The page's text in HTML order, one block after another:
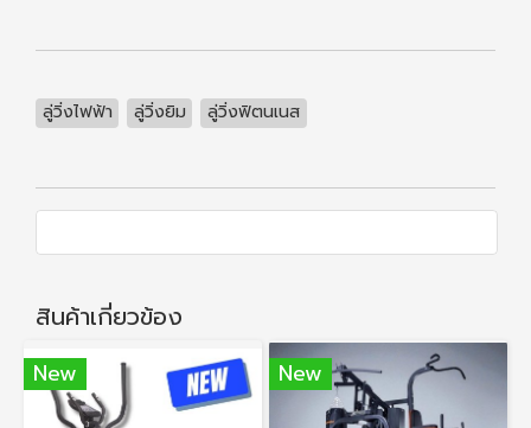
ลู่วิ่งไฟฟ้า ลู่วิ่งยิม ลู่วิ่งฟิตนเนส
สินค้าเกี่ยวข้อง
New New